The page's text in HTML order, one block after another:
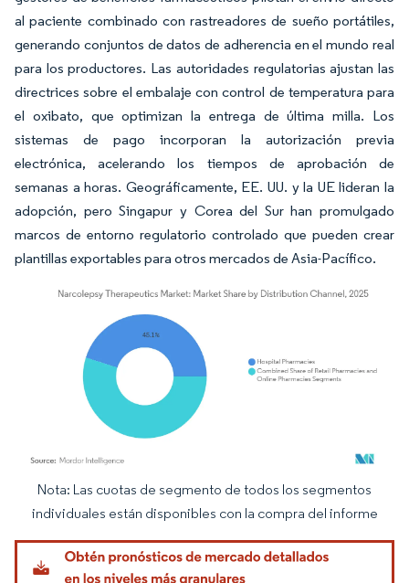
al paciente combinado con rastreadores de sueño portátiles,
generando conjuntos de datos de adherencia en el mundo real
para los productores. Las autoridades regulatorias ajustan las
directrices sobre el embalaje con control de temperatura para
el oxibato, que optimizan la entrega de última milla. Los
sistemas de pago incorporan la autorización previa
electrónica, acelerando los tiempos de aprobación de
semanas a horas. Geográficamente, EE. UU. y la UE lideran la
adopción, pero Singapur y Corea del Sur han promulgado
marcos de entorno regulatorio controlado que pueden crear
plantillas exportables para otros mercados de Asia-Pacífico.
Imagen © Mordor Intelligence. El uso requiere atribución según CC BY 4.0.
Nota: Las cuotas de segmento de todos los segmentos
individuales están disponibles con la compra del informe